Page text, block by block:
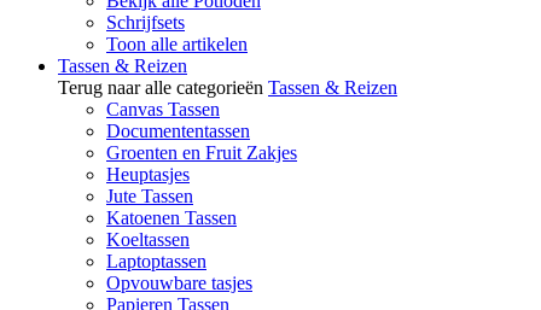
Schrijfsets
Toon alle artikelen
Tassen & Reizen
Terug naar alle categorieën Tassen & Reizen
Canvas Tassen
Documententassen
Groenten en Fruit Zakjes
Heuptasjes
Jute Tassen
Katoenen Tassen
Koeltassen
Laptoptassen
Opvouwbare tasjes
Papieren Tassen